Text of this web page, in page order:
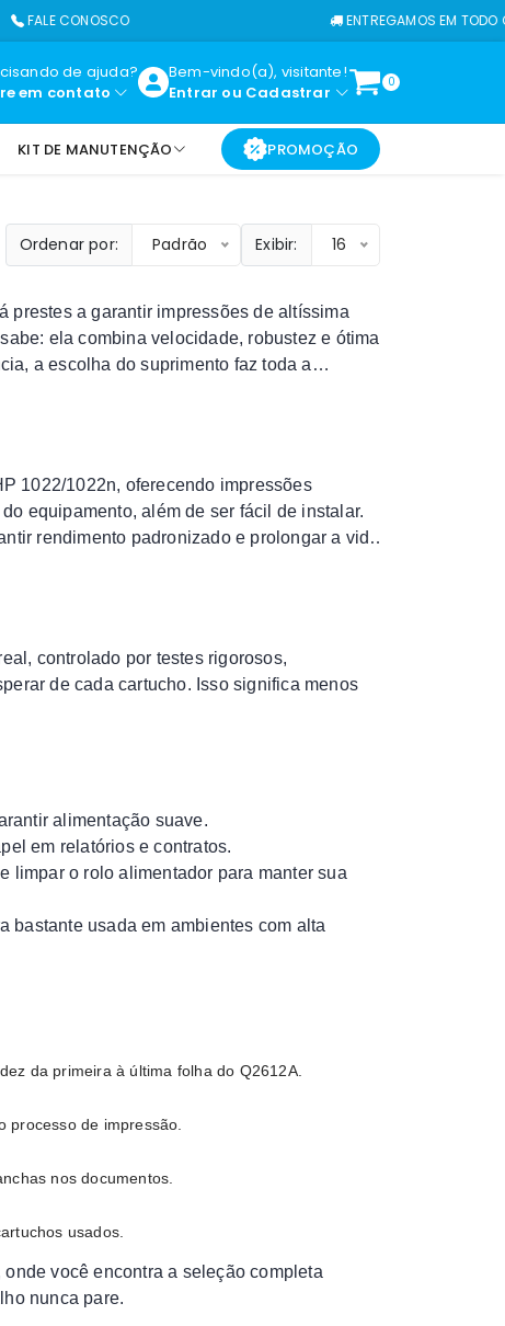
CONOSCO ENTREGAMOS EM TODO O BRASIL
de ajuda?
em contato
Bem-vindo(a), visitante!
Entrar ou Cadastrar
0
KIT DE MANUTENÇÃO PROMOÇÃO
Ordenar por: Padrão Exibir: 16
prestes a garantir impressões de altíssima
ela combina velocidade, robustez e ótima
a escolha do suprimento faz toda a
1022/1022n, oferecendo impressões
equipamento, além de ser fácil de instalar.
rendimento padronizado e prolongar a vida
controlado por testes rigorosos,
de cada cartucho. Isso significa menos
alimentação suave.
em relatórios e contratos.
limpar o rolo alimentador para manter sua
bastante usada em ambientes com alta
da primeira à última folha do Q2612A.
processo de impressão.
nos documentos.
usados.
onde você encontra a seleção completa
nunca pare.